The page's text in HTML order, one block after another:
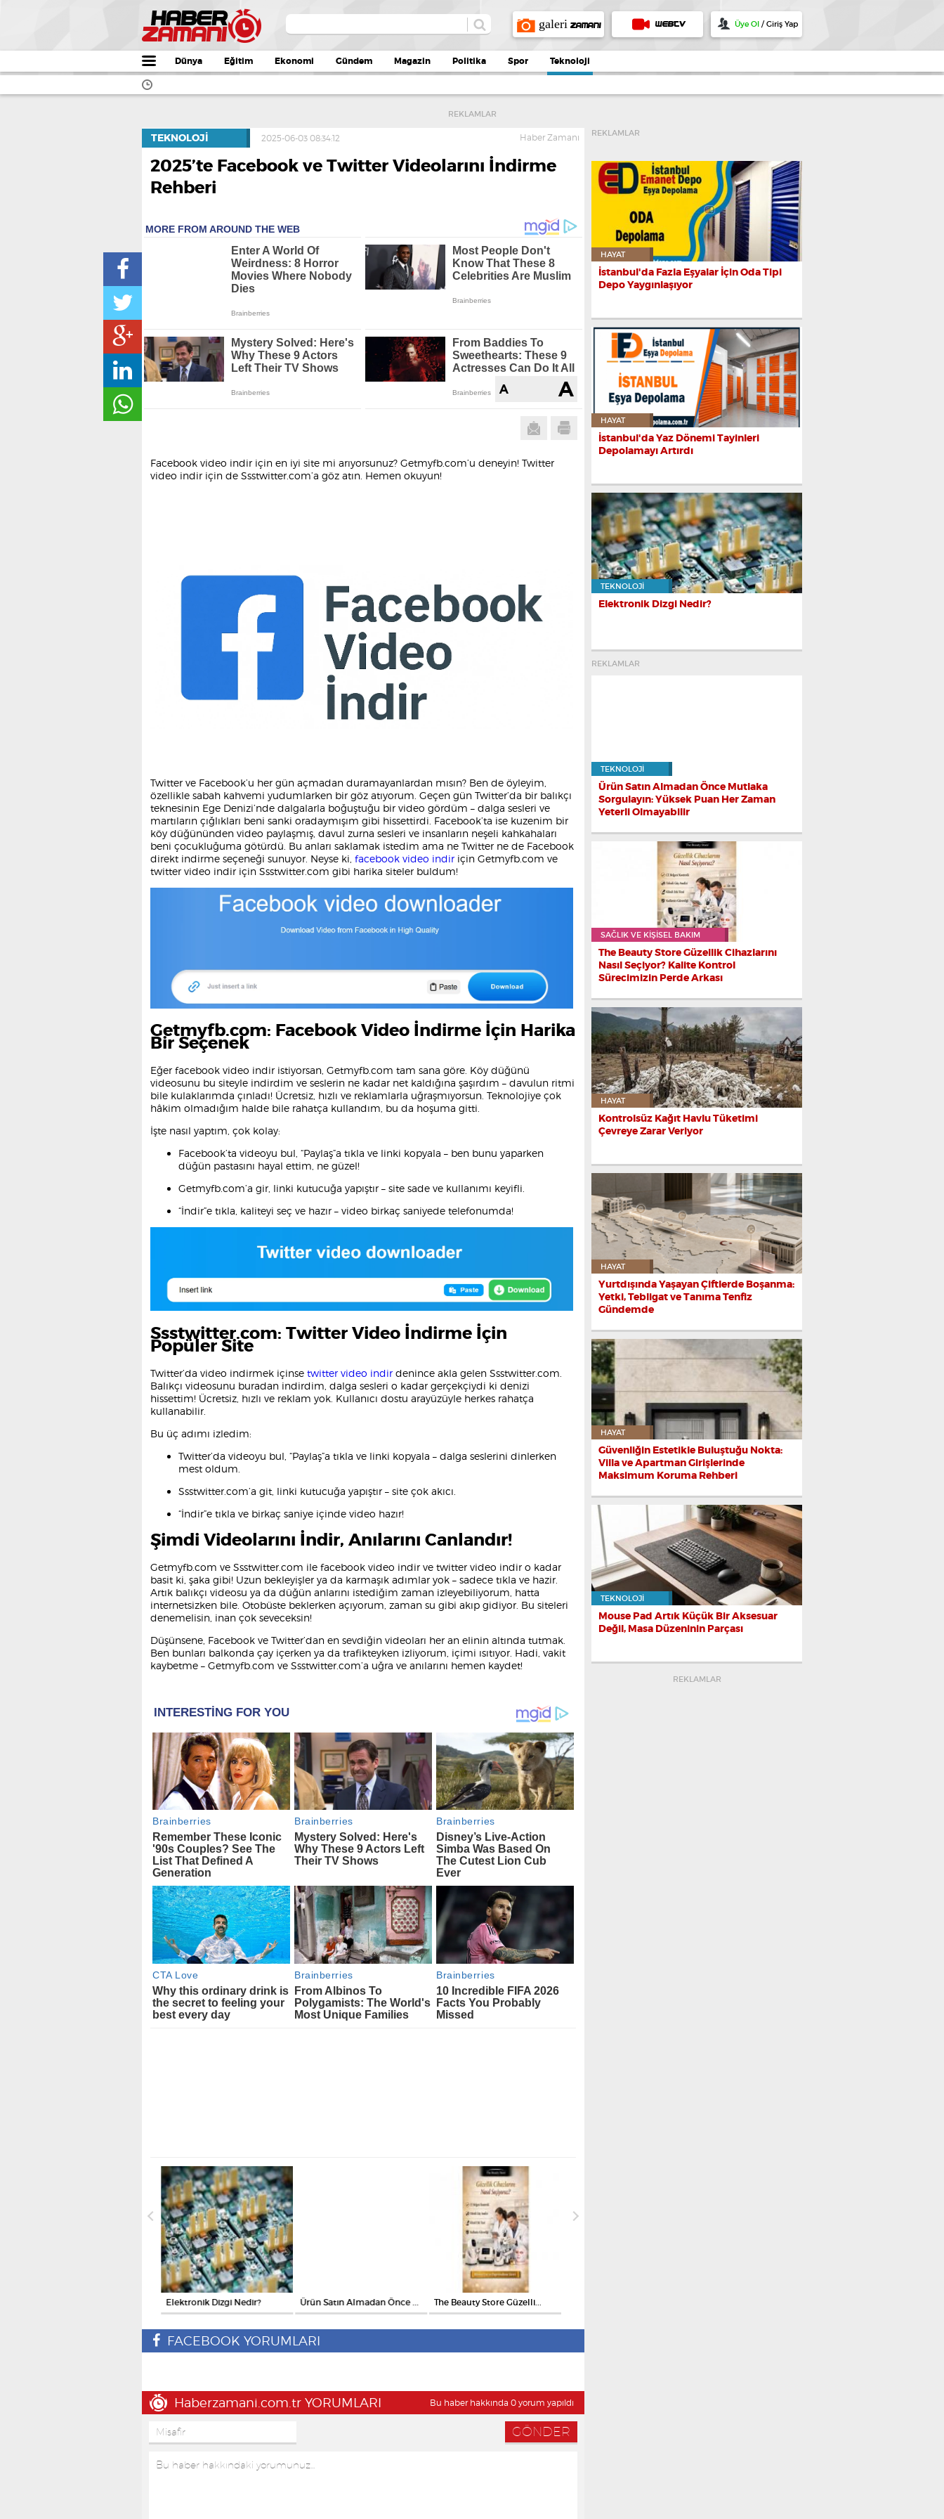
galeri ZAMANI WEBTV Üye Ol / Giriş Yap
Dünya Eğitim Ekonomi Gündem Magazin Politika Spor Teknoloji
REKLAMLAR
TEKNOLOJI 2025-06-03 08:34:12 Haber Zamanı
2025’te Facebook ve Twitter Videolarını İndirme
Rehberi
Facebook video indir için en iyi site mi arıyorsunuz? Getmyfb.com’u deneyin! Twitter
video indir için de Ssstwitter.com’a göz atın. Hemen okuyun!
Twitter ve Facebook’u her gün açmadan duramayanlardan mısın? Ben de öyleyim,
özellikle sabah kahvemi yudumlarken bir göz atıyorum. Geçen gün Twitter’da bir balıkçı
teknesinin Ege Denizi’nde dalgalarla boğuştuğu bir video gördüm – dalga sesleri ve
martıların çığlıkları beni sanki oradaymışım gibi hissettirdi. Facebook’ta ise kuzenim bir
köy düğününden video paylaşmış, davul zurna sesleri ve insanların neşeli kahkahaları
beni çocukluğuma götürdü. Bu anları saklamak istedim ama ne Twitter ne de Facebook
direkt indirme seçeneği sunuyor. Neyse ki, facebook video indir için Getmyfb.com ve
twitter video indir için Ssstwitter.com gibi harika siteler buldum!
Getmyfb.com: Facebook Video İndirme İçin Harika
Bir Seçenek
Eğer facebook video indir istiyorsan, Getmyfb.com tam sana göre. Köy düğünü
videosunu bu siteyle indirdim ve seslerin ne kadar net kaldığına şaşırdım – davulun ritmi
bile kulaklarımda çınladı! Ücretsiz, hızlı ve reklamlarla uğraşmıyorsun. Teknolojiye çok
hâkim olmadığım halde bile rahatça kullandım, bu da hoşuma gitti.
İşte nasıl yaptım, çok kolay:
Facebook’ta videoyu bul, “Paylaş”a tıkla ve linki kopyala – ben bunu yaparken
düğün pastasını hayal ettim, ne güzel!
Getmyfb.com’a gir, linki kutucuğa yapıştır – site sade ve kullanımı keyifli.
“İndir”e tıkla, kaliteyi seç ve hazır – video birkaç saniyede telefonumda!
Ssstwitter.com: Twitter Video İndirme İçin
Popüler Site
Twitter’da video indirmek içinse twitter video indir denince akla gelen Ssstwitter.com.
Balıkçı videosunu buradan indirdim, dalga sesleri o kadar gerçekçiydi ki denizi
hissettim! Ücretsiz, hızlı ve reklam yok. Kullanıcı dostu arayüzüyle herkes rahatça
kullanabilir.
Bu üç adımı izledim:
Twitter’da videoyu bul, “Paylaş”a tıkla ve linki kopyala – dalga seslerini dinlerken
mest oldum.
Ssstwitter.com’a git, linki kutucuğa yapıştır – site çok akıcı.
“İndir”e tıkla ve birkaç saniye içinde video hazır!
Şimdi Videolarını İndir, Anılarını Canlandır!
Getmyfb.com ve Ssstwitter.com ile facebook video indir ve twitter video indir o kadar
basit ki, şaka gibi! Uzun bekleyişler ya da karmaşık adımlar yok – sadece tıkla ve hazir.
Artık balıkçı videosu ya da düğün anlarını istediğim zaman izleyebiliyorum, hatta
internetsizken bile. Otobüste beklerken açıyorum, zaman su gibi akıp gidiyor. Bu siteleri
denemelisin, inan çok seveceksin!
Düşünsene, Facebook ve Twitter’dan en sevdiğin videoları her an elinin altında tutmak.
Ben bunları balkonda çay içerken ya da trafikteyken izliyorum, içimi ısıtıyor. Hadi, vakit
kaybetme – Getmyfb.com ve Ssstwitter.com’a uğra ve anılarını hemen kaydet!
Elektronik Dizgi Nedir? Ürün Satın Almadan Önce ... The Beauty Store Güzelli...
FACEBOOK YORUMLARI
Haberzamani.com.tr YORUMLARI Bu haber hakkında 0 yorum yapıldı
REKLAMLAR
HAYAT
İstanbul'da Fazla Eşyalar İçin Oda Tipi
Depo Yaygınlaşıyor
HAYAT
İstanbul'da Yaz Dönemi Tayinleri
Depolamayı Artırdı
TEKNOLOJI
Elektronik Dizgi Nedir?
REKLAMLAR
TEKNOLOJI
Ürün Satın Almadan Önce Mutlaka
Sorgulayın: Yüksek Puan Her Zaman
Yeterli Olmayabilir
SAĞLIK VE KIŞISEL BAKIM
The Beauty Store Güzellik Cihazlarını
Nasıl Seçiyor? Kalite Kontrol
Sürecimizin Perde Arkası
HAYAT
Kontrolsüz Kağıt Havlu Tüketimi
Çevreye Zarar Veriyor
HAYAT
Yurtdışında Yaşayan Çiftlerde Boşanma:
Yetki, Tebligat ve Tanıma Tenfiz
Gündemde
HAYAT
Güvenliğin Estetikle Buluştuğu Nokta:
Villa ve Apartman Girişlerinde
Maksimum Koruma Rehberi
TEKNOLOJI
Mouse Pad Artık Küçük Bir Aksesuar
Değil, Masa Düzeninin Parçası
REKLAMLAR